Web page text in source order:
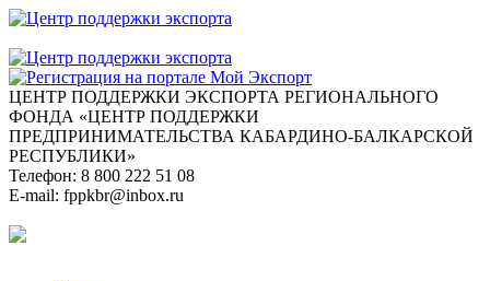
ЦЕНТР ПОДДЕРЖКИ ЭКСПОРТА РЕГИОНАЛЬНОГО
ФОНДА «ЦЕНТР ПОДДЕРЖКИ
ПРЕДПРИНИМАТЕЛЬСТВА КАБАРДИНО-БАЛКАРСКОЙ
РЕСПУБЛИКИ»
Телефон: 8 800 222 51 08
E-mail: fppkbr@inbox.ru